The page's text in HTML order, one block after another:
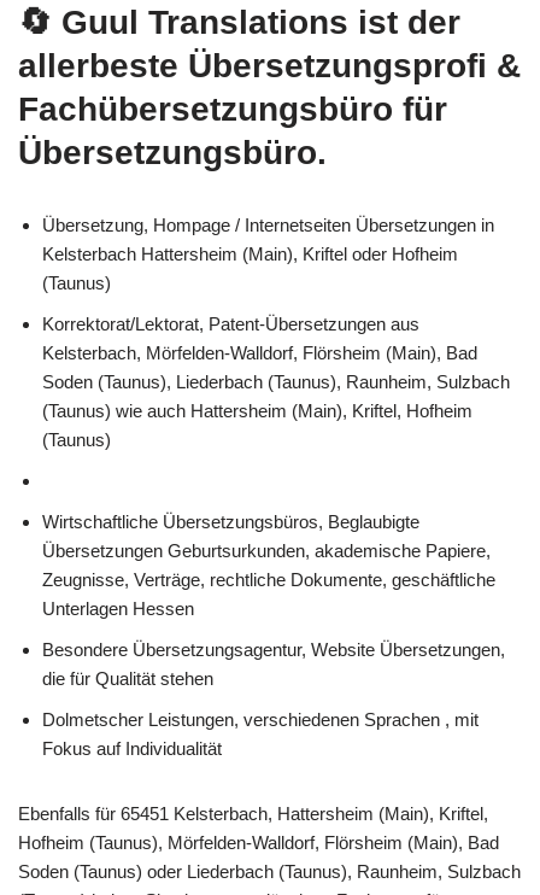
🔄 Guul Translations ist der
allerbeste Übersetzungsprofi &
Fachübersetzungsbüro für
Übersetzungsbüro.
Übersetzung, Hompage / Internetseiten Übersetzungen in
Kelsterbach Hattersheim (Main), Kriftel oder Hofheim
(Taunus)
Korrektorat/Lektorat, Patent-Übersetzungen aus
Kelsterbach, Mörfelden-Walldorf, Flörsheim (Main), Bad
Soden (Taunus), Liederbach (Taunus), Raunheim, Sulzbach
(Taunus) wie auch Hattersheim (Main), Kriftel, Hofheim
(Taunus)
Wirtschaftliche Übersetzungsbüros, Beglaubigte
Übersetzungen Geburtsurkunden, akademische Papiere,
Zeugnisse, Verträge, rechtliche Dokumente, geschäftliche
Unterlagen Hessen
Besondere Übersetzungsagentur, Website Übersetzungen,
die für Qualität stehen
Dolmetscher Leistungen, verschiedenen Sprachen , mit
Fokus auf Individualität
Ebenfalls für 65451 Kelsterbach, Hattersheim (Main), Kriftel,
Hofheim (Taunus), Mörfelden-Walldorf, Flörsheim (Main), Bad
Soden (Taunus) oder Liederbach (Taunus), Raunheim, Sulzbach